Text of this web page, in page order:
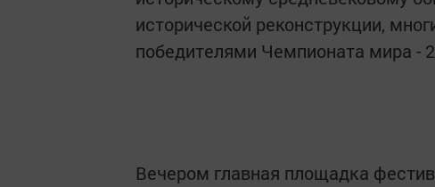
исторической реконструкции,
победителями Чемпионата мира -
Вечером главная площадка